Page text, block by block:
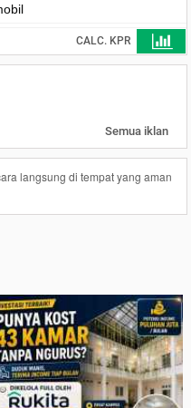
CALC. KPR
Semua iklan
langsung di tempat yang aman